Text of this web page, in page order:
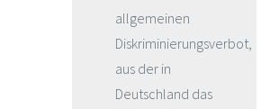
allgemeinen
Diskriminierungsverbot,
aus der in
Deutschland das